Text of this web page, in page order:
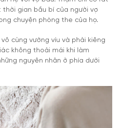
gian bầu bí của người vợ
chuyện phòng the của họ.
cùng vướng víu và phải kiêng
không thoải mái khi làm
nguyên nhân ở phía dưới